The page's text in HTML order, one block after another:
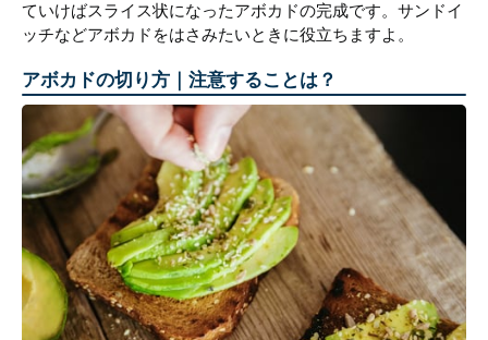
ていけばスライス状になったアボカドの完成です。サンドイ
ッチなどアボカドをはさみたいときに役立ちますよ。
アボカドの切り方｜注意することは？